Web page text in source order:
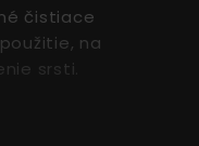
čistiace
na
srsti.